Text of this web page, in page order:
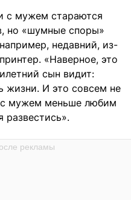
с мужем стараются
но «шумные споры»
недавний, из-
«Наверное, это
сын видит:
жизни. И это совсем не
с мужем меньше любим
развестись».